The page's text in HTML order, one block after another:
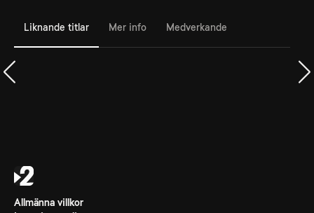
Liknande titlar Mer info Medverkande
Allmänna villkor